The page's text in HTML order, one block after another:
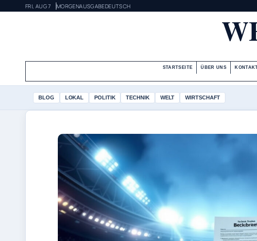
FRI, AUG 7 MORGENAUSGABEDEUTSCH
STARTSEITE ÜBER UNS
BLOG LOKAL POLITIK TECHNIK WELT WIRTSCHAFT